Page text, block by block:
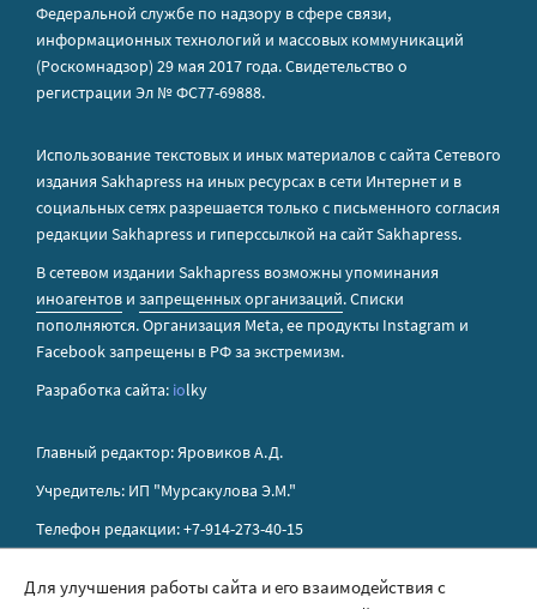
Федеральной службе по надзору в сфере связи,
информационных технологий и массовых коммуникаций
(Роскомнадзор) 29 мая 2017 года. Свидетельство о
регистрации Эл № ФС77-69888.
Использование текстовых и иных материалов с сайта Сетевого
издания Sakhapress на иных ресурсах в сети Интернет и в
социальных сетях разрешается только с письменного согласия
редакции Sakhapress и гиперссылкой на сайт Sakhapress.
В сетевом издании Sakhapress возможны упоминания
иноагентов и запрещенных организаций. Списки
пополняются. Организация Metа, ее продукты Instagram и
Facebook запрещены в РФ за экстремизм.
Разработка сайта: iolky
Главный редактор: Яровиков А.Д.
Учредитель: ИП "Мурсакулова Э.М."
Телефон редакции: +7-914-273-40-15
Для улучшения работы сайта и его взаимодействия с